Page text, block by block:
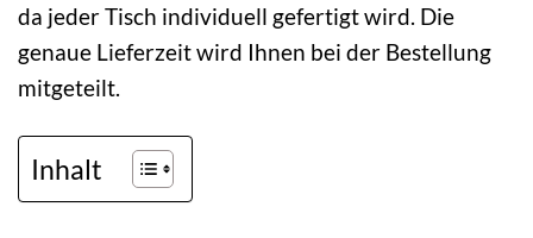
da jeder Tisch individuell gefertigt wird. Die
genaue Lieferzeit wird Ihnen bei der Bestellung
mitgeteilt.
Inhalt